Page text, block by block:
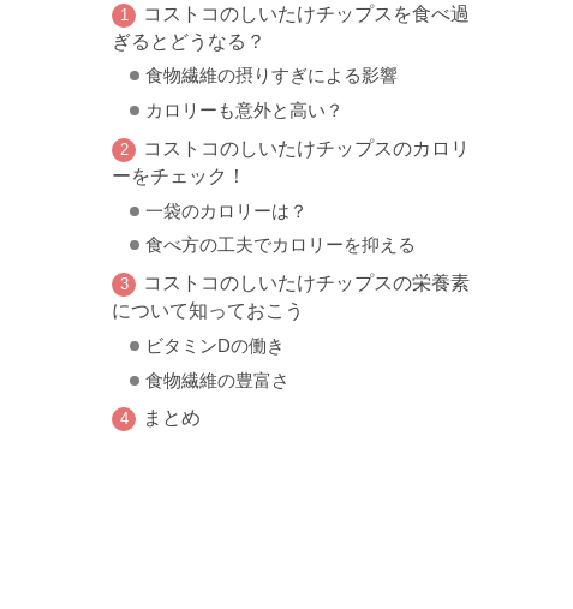
コストコのしいたけチップスを食べ過
ぎるとどうなる？
食物繊維の摂りすぎによる影響
カロリーも意外と高い？
コストコのしいたけチップスのカロリ
ーをチェック！
一袋のカロリーは？
食べ方の工夫でカロリーを抑える
コストコのしいたけチップスの栄養素
について知っておこう
ビタミンDの働き
食物繊維の豊富さ
まとめ